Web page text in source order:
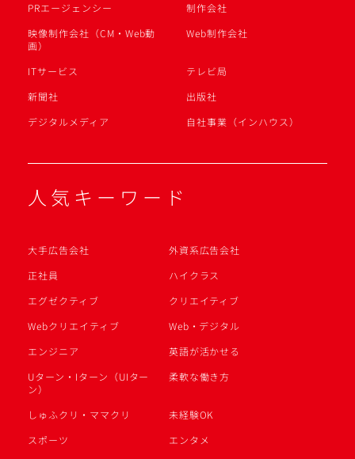
PRエージェンシー
制作会社
映像制作会社（CM・Web動
画）
Web制作会社
ITサービス
テレビ局
新聞社
出版社
デジタルメディア
自社事業（インハウス）
人気キーワード
大手広告会社
外資系広告会社
正社員
ハイクラス
エグゼクティブ
クリエイティブ
Webクリエイティブ
Web・デジタル
エンジニア
英語が活かせる
Uターン・Iターン（UIター
ン）
柔軟な働き方
しゅふクリ・ママクリ
未経験OK
スポーツ
エンタメ